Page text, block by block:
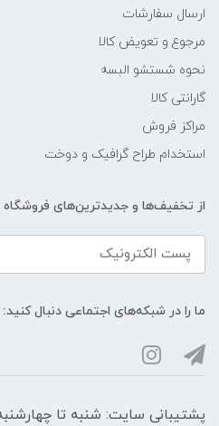
ارسال سفارشات
مرجوع و تعویض کالا
نحوه شستشو البسه
گارانتی کالا
مراکز فروش
استخدام طراح گرافیک و دوخت
از تخفیف‌ها و جدیدترین‌های فروشگاه
ما را در شبکه‌های اجتماعی دنبال کنید: